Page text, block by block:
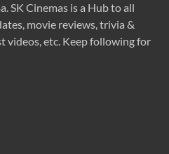
SK Cinemas is a Hub to all
movie reviews, trivia &
videos, etc. Keep following for